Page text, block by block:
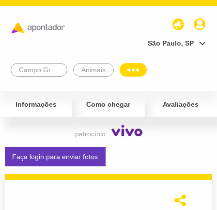
São Paulo, SP
Animais
Informações Como chegar Avaliações
patrocínio:
Faça login para enviar fotos